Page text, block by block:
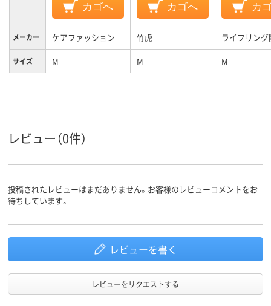
カゴへ カゴへ カ
メーカー ケアファッション 竹虎 ライフリング
サイズ M M M
レビュー（0件）
投稿されたレビューはまだありません。お客様のレビューコメントをお
待ちしています。
レビューを書く
レビューをリクエストする